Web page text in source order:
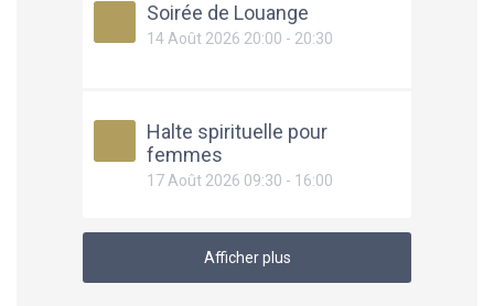
Soirée de Louange
14 Août 2026 20:00 - 20:30
Halte spirituelle pour
femmes
17 Août 2026 09:30 - 16:00
Afficher plus